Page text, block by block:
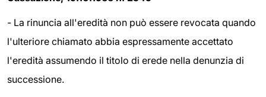
- La rinuncia all'eredità non può essere revocata quando
l'ulteriore chiamato abbia espressamente accettato
l'eredità assumendo il titolo di erede nella denunzia di
successione.